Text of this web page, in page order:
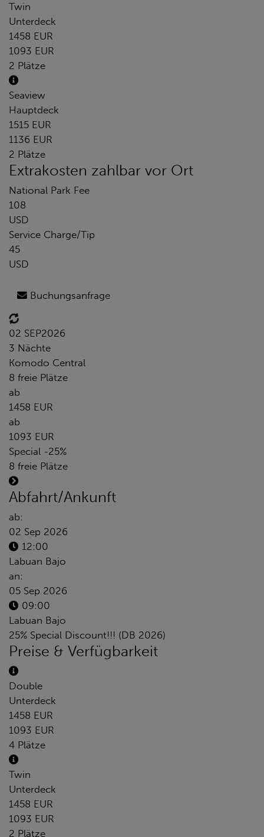
Twin
Unterdeck
1458 EUR
1093 EUR
2 Plätze
Seaview
Hauptdeck
1515 EUR
1136 EUR
2 Plätze
Extrakosten zahlbar vor Ort
National Park Fee
108
USD
Service Charge/Tip
45
USD
Buchungsanfrage
02 SEP2026
3 Nächte
Komodo Central
8 freie Plätze
ab
1458 EUR
ab
1093 EUR
Special -25%
8 freie Plätze
Abfahrt/Ankunft
ab:
02 Sep 2026
12:00
Labuan Bajo
an:
05 Sep 2026
09:00
Labuan Bajo
25% Special Discount!!! (DB 2026)
Preise & Verfügbarkeit
Double
Unterdeck
1458 EUR
1093 EUR
4 Plätze
Twin
Unterdeck
1458 EUR
1093 EUR
2 Plätze